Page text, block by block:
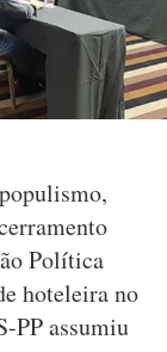
Política
hoteleira no
PP assumiu